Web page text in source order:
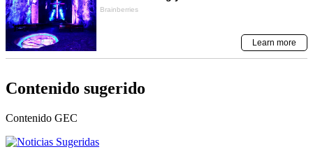
Contenido sugerido
Contenido GEC